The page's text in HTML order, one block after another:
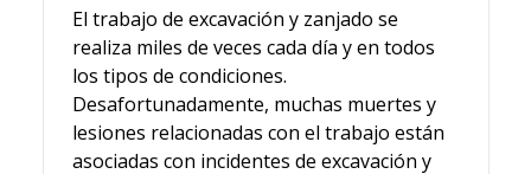
El trabajo de excavación y zanjado se
realiza miles de veces cada día y en todos
los tipos de condiciones.
Desafortunadamente, muchas muertes y
lesiones relacionadas con el trabajo están
asociadas con incidentes de excavación y